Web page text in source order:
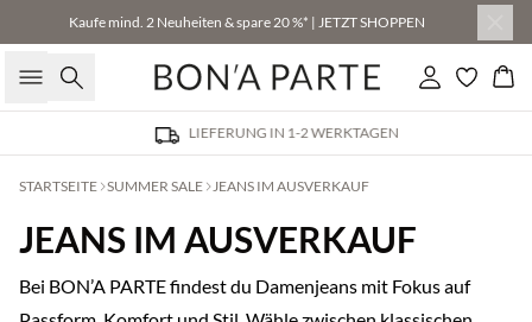
Kaufe mind. 2 Neuheiten & spare 20 %* | JETZT SHOPPEN
Suche Einloggen
LIEFERUNG IN 1-2 WERKTAGEN
STARTSEITE SUMMER SALE JEANS IM AUSVERKAUF
JEANS IM AUSVERKAUF
Bei BON’A PARTE findest du Damenjeans mit Fokus auf